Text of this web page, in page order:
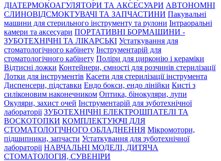
ДІАТЕРМОКОАГУЛЯТОРИ ТА АКСЕСУАРИ АВТОНОМНІ
СЛИНОВІДСМОКТУВАЧІ ТА ЗАПЧАСТИНИ Пакувальні
машини для стерильного інструменту та рулони Інтраоральні
камери та аксесуари ПОРТАТИВНІ БОРМАШИНИ -
ЗУБОТЕХНІЧНІ ТА ЛІКАРСЬКІ Устаткування для
стоматологічного кабінету Інструментарій для
стоматологічного кабінету Поліри для цирконію і кераміки
Відтисні ложки Контейнери, ємності для розчинів стерилізації
Лотки для інструментів Касети для стерилізації інструмента
Диспенсери, підставки Ендо бокси, ендо лінійки Кисті з
силіконовим наконечником Оптика, бінокуляри, лупи
Окуляри, захист очей Інструментарій для зуботехнічної
лабораторії ЗУБОТЕХНІЧНІ ЕЛЕКТРОШПАТЕЛІ ТА
ВОСКОТОПКИ КОМПЛЕКТУЮЧІ ДЛЯ
СТОМАТОЛОГІЧНОГО ОБЛАДНЕННЯ Мікромотори,
підшипники, запчасти Устаткування для зуботехнічної
лабораторії НАВЧАЛЬНІ МОДЕЛІ, ДИТЯЧА
СТОМАТОЛОГІЯ, СУВЕНІРИ